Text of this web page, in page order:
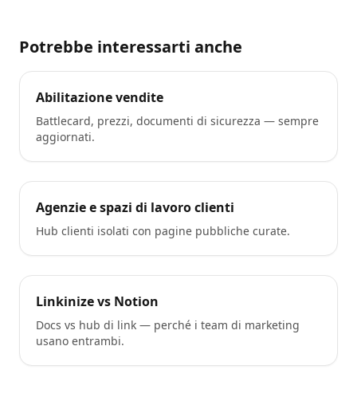
Potrebbe interessarti anche
Abilitazione vendite
Battlecard, prezzi, documenti di sicurezza — sempre
aggiornati.
Agenzie e spazi di lavoro clienti
Hub clienti isolati con pagine pubbliche curate.
Linkinize vs Notion
Docs vs hub di link — perché i team di marketing
usano entrambi.